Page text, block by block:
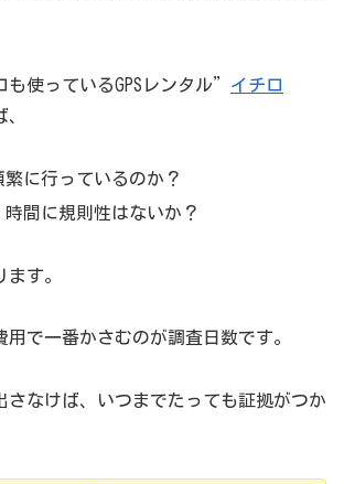
使っているGPSレンタル” イチロ
繁に行っているのか？
時間に規則性はないか？
す。
用で一番かさむのが調査日数です。
さなけば、いつまでたっても証拠がつか